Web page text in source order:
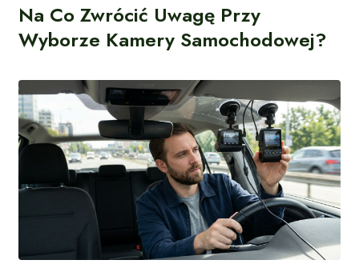
Na Co Zwrócić Uwagę Przy
Wyborze Kamery Samochodowej?